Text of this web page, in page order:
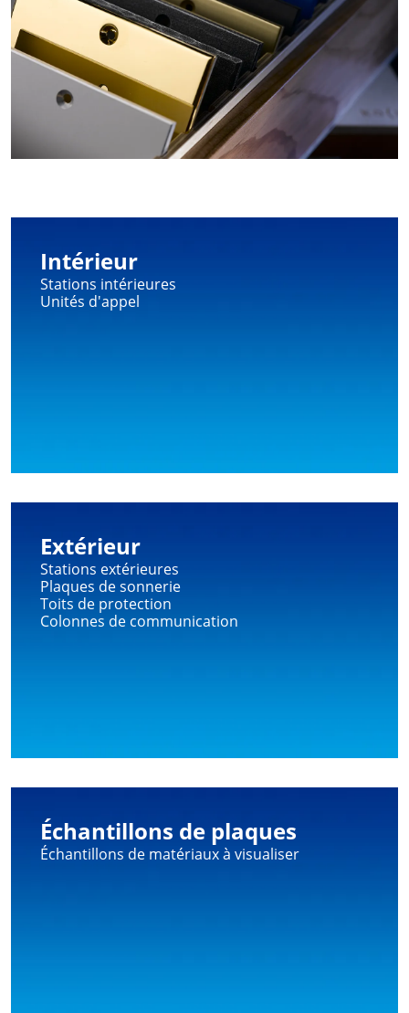
Intérieur
Stations intérieures
Unités d'appel
Extérieur
Stations extérieures
Plaques de sonnerie
Toits de protection
Colonnes de communication
Échantillons de plaques
Échantillons de matériaux à visualiser